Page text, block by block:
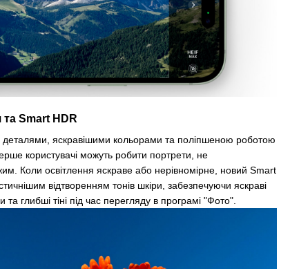
Smart HDR
деталями, яскравішими кольорами та поліпшеною роботою
користувачі можуть робити портрети, не
Коли освітлення яскраве або нерівномірне, новий Smart
відтворенням тонів шкіри, забезпечуючи яскраві
та глибші тіні під час перегляду в програмі "Фото".